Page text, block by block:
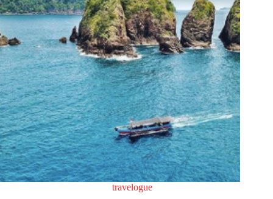
travelogue